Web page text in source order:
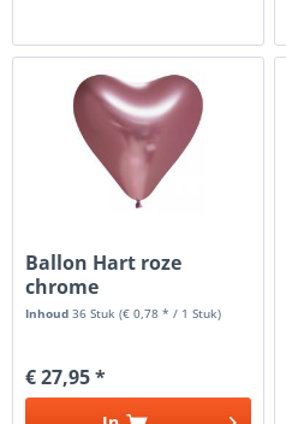
Ballon Hart roze
chrome
Inhoud36 Stuk(€ 0,78 * / 1 Stuk)
€ 27,95 *